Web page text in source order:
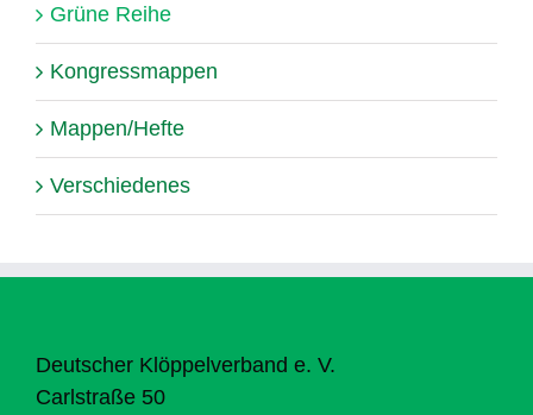
Grüne Reihe
Kongressmappen
Mappen/Hefte
Verschiedenes
Deutscher Klöppelverband e. V.
Carlstraße 50